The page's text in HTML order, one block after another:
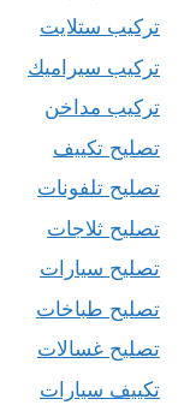
تركيب ستلايت
تركيب سيراميك
تركيب مداخن
تصليح تكييف
تصليح تلفونات
تصليح ثلاجات
تصليح سيارات
تصليح طباخات
تصليح غسالات
تكييف سيارات